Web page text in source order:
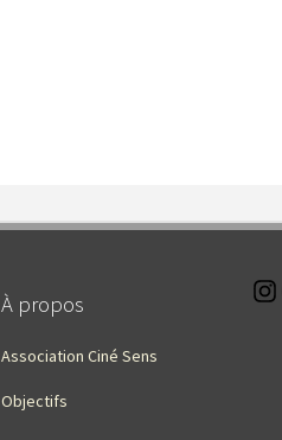
À propos
Association Ciné Sens
Objectifs